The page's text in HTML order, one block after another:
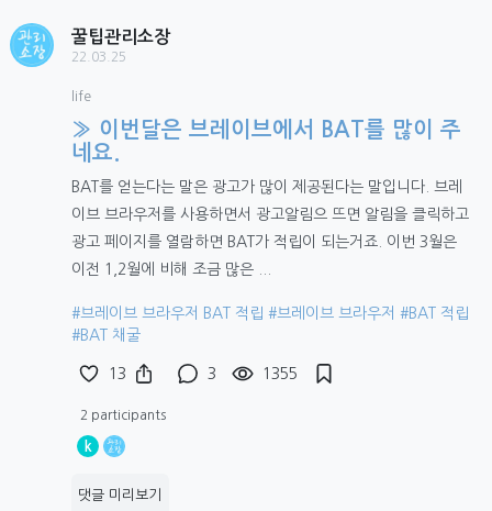
꿀팁관리소장
22.03.25
life
» 이번달은 브레이브에서 BAT를 많이 주
네요.
BAT를 얻는다는 말은 광고가 많이 제공된다는 말입니다. 브레
이브 브라우저를 사용하면서 광고알림으 뜨면 알림을 클릭하고
광고 페이지를 열람하면 BAT가 적립이 되는거죠. 이번 3월은
이전 1,2월에 비해 조금 많은 ...
#브레이브 브라우저 BAT 적립 #브레이브 브라우저 #BAT 적립
#BAT 채굴
13 3 1355
2 participants
k
댓글 미리보기